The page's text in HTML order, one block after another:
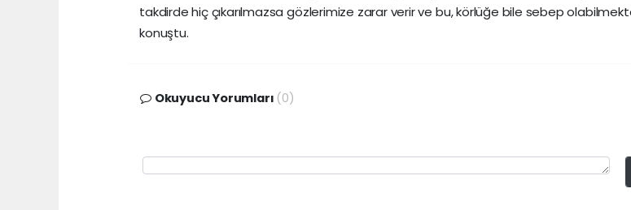
takdirde hiç çıkarılmazsa gözlerimize zarar verir ve bu, körlüğe bile sebep
konuştu.
Okuyucu Yorumları (0)